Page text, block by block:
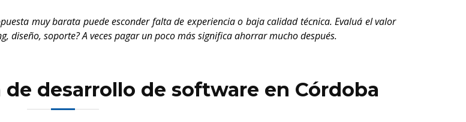
muy barata puede esconder falta de experiencia o baja calidad técnica. Evaluá el valor
diseño, soporte? A veces pagar un poco más significa ahorrar mucho después.
desarrollo de software en Córdoba